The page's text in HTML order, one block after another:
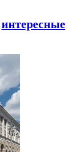
интересные